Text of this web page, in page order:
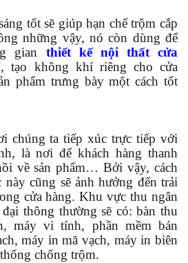
tốt sẽ giúp hạn chế trộm cắp
những vậy, nó còn dùng để
gian thiết kế nội thất cửa
tạo không khí riêng cho cửa
phẩm trưng bày một cách tốt
chúng ta tiếp xúc trực tiếp với
là nơi để khách hàng thanh
về sản phẩm… Bởi vậy, cách
cũng sẽ ảnh hưởng đến trải
cửa hàng. Khu vực thu ngân
thông thường sẽ có: bàn thu
máy vi tính, phần mềm bán
máy in mã vạch, máy in biên
chống trộm.